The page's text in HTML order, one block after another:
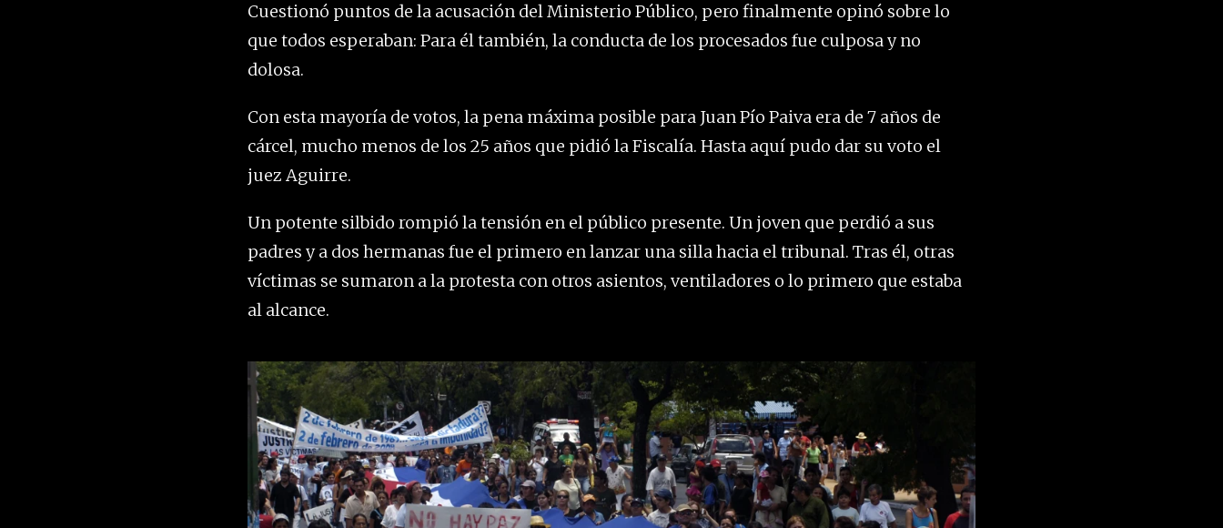
Cuestionó puntos de la acusación del Ministerio Público, pero finalmente opinó sobre lo
que todos esperaban: Para él también, la conducta de los procesados fue culposa y no
dolosa.
Con esta mayoría de votos, la pena máxima posible para Juan Pío Paiva era de 7 años de
cárcel, mucho menos de los 25 años que pidió la Fiscalía. Hasta aquí pudo dar su voto el
juez Aguirre.
Un potente silbido rompió la tensión en el público presente. Un joven que perdió a sus
padres y a dos hermanas fue el primero en lanzar una silla hacia el tribunal. Tras él, otras
víctimas se sumaron a la protesta con otros asientos, ventiladores o lo primero que estaba
al alcance.